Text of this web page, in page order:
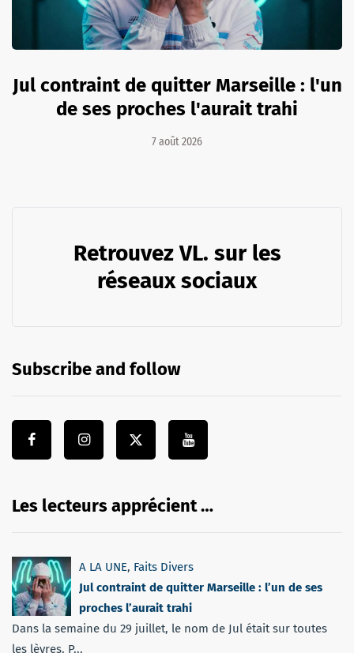
Jul contraint de quitter Marseille : l'un
de ses proches l'aurait trahi
7 août 2026
Retrouvez VL. sur les
réseaux sociaux
Subscribe and follow
Les lecteurs apprécient …
A LA UNE, Faits Divers
Jul contraint de quitter Marseille : l’un de ses
proches l’aurait trahi
Dans la semaine du 29 juillet, le nom de Jul était sur toutes
les lèvres. P...